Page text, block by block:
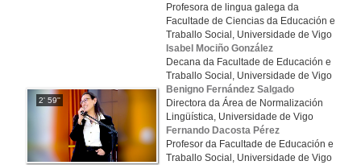
2' 59''
Profesora de lingua galega da
Facultade de Ciencias da Educación e
Traballo Social, Universidade de Vigo
Isabel Mociño González
Decana da Facultade de Educación e
Traballo Social, Universidade de Vigo
Benigno Fernández Salgado
Directora da Área de Normalización
Lingüística, Universidade de Vigo
Fernando Dacosta Pérez
Profesor da Facultade de Educación e
Traballo Social, Universidade de Vigo